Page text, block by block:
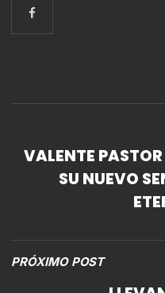
VALENTE
SU NUEVO
PRÓXIMO POST